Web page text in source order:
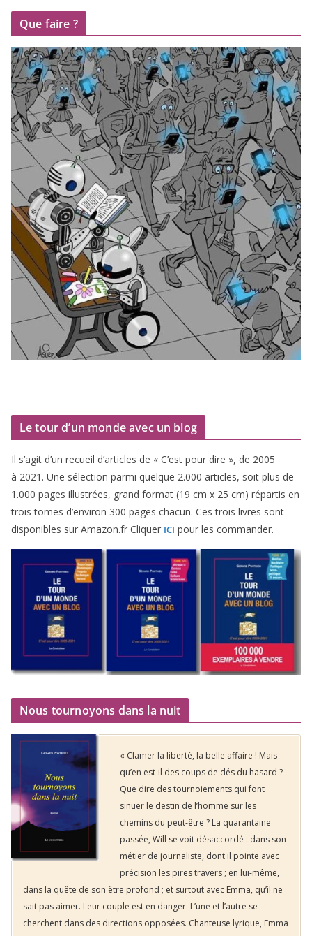
Que faire ?
Le tour d’un monde avec un blog
Il s’agit d’un recueil d’ar­ticles de « C’est pour dire », de 2005
à 2021 . Une sélec­tion par­mi quelque 2.000 articles, soit plus de
1 .000 pages illus­trées, grand for­mat (19 cm x 25 cm) répar­tis en
trois tomes d’environ 300 pages cha­cun. Ces trois livres sont
dis­po­nibles sur Amazon​.fr Cliquer ICI pour les commander.
Nous tournoyons dans la nuit
« Clamer la liberté, la belle affaire ! Mais
qu’en est-il des coups de dés du hasard ?
Que dire des tournoiements qui font
sinuer le destin de l’homme sur les
chemins du peut-être ? La quarantaine
passée, Will se voit désaccordé : dans son
métier de journaliste, dont il pointe avec
précision les pires travers ; en lui-même,
dans la quête de son être profond ; et surtout avec Emma, qu’il ne
sait pas aimer. Leur couple est en danger. L’une et l’autre se
cherchent dans des directions opposées. Chanteuse lyrique, Emma